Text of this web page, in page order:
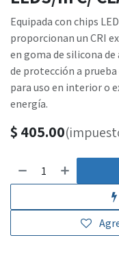
Equipada con chips
proporcionan un CRI
en goma de silicona
de protección a
para uso en interior o
energía.
$ 405.00